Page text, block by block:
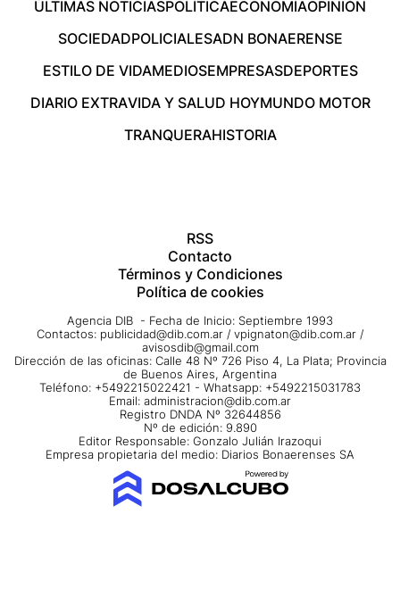
ÚLTIMAS NOTICIASPOLÍTICAECONOMÍAOPINIÓN
SOCIEDADPOLICIALESADN BONAERENSE
ESTILO DE VIDAMEDIOSEMPRESASDEPORTES
DIARIO EXTRAVIDA Y SALUD HOYMUNDO MOTOR
TRANQUERAHISTORIA
RSS
Contacto
Términos y Condiciones
Política de cookies
Agencia DIB - Fecha de Inicio: Septiembre 1993
Contactos: publicidad@dib.com.ar / vpignaton@dib.com.ar /
avisosdib@gmail.com
Dirección de las oficinas: Calle 48 Nº 726 Piso 4, La Plata; Provincia
de Buenos Aires, Argentina
Teléfono: +5492215022421 - Whatsapp: +5492215031783
Email: administracion@dib.com.ar
Registro DNDA Nº 32644856
Nº de edición: 9.890
Editor Responsable: Gonzalo Julián Irazoqui
Empresa propietaria del medio: Diarios Bonaerenses SA